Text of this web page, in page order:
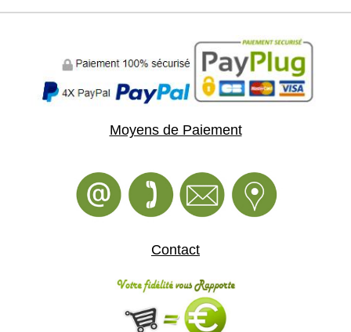
Moyens de Paiement
Contact